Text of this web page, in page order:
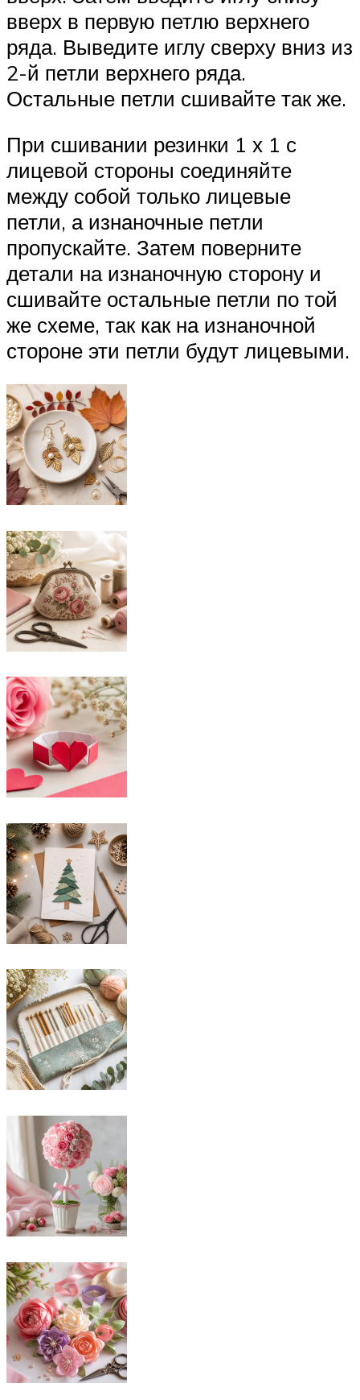
вверх в первую петлю верхнего
ряда. Выведите иглу сверху вниз из
2-й петли верхнего ряда.
Остальные петли сшивайте так же.
При сшивании резинки 1 х 1 с
лицевой стороны соединяйте
между собой только лицевые
петли, а изнаночные петли
пропускайте. Затем поверните
детали на изнаночную сторону и
сшивайте остальные петли по той
же схеме, так как на изнаночной
стороне эти петли будут лицевыми.